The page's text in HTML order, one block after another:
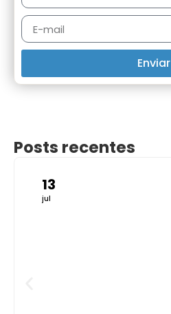
Enviar
Posts recentes
13
jul